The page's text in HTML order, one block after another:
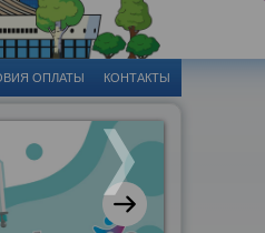
ОПЛАТЫ КОНТАКТЫ